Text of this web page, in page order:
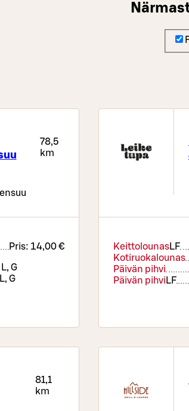
78,5
km
Pris: 14,00 €
G
G
drycker samt
KeittolounasLF
Kotiruokalounas
Päivän pihvi
Päivän pihvi LF
81,1
km